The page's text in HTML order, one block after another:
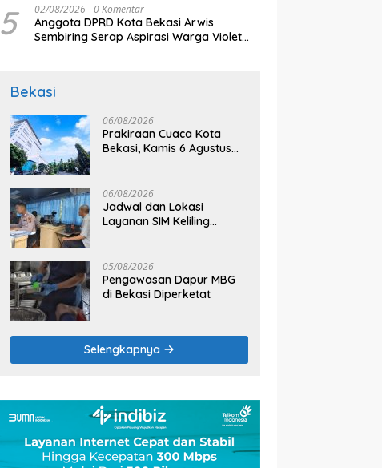
5 02/08/2026 0 Komentar
Anggota DPRD Kota Bekasi Arwis
Sembiring Serap Aspirasi Warga Violet
Bekasi
06/08/2026
Prakiraan Cuaca Kota
Bekasi, Kamis 6 Agustus
06/08/2026
Jadwal dan Lokasi
Layanan SIM Keliling
05/08/2026
Pengawasan Dapur MBG
di Bekasi Diperketat
Selengkapnya